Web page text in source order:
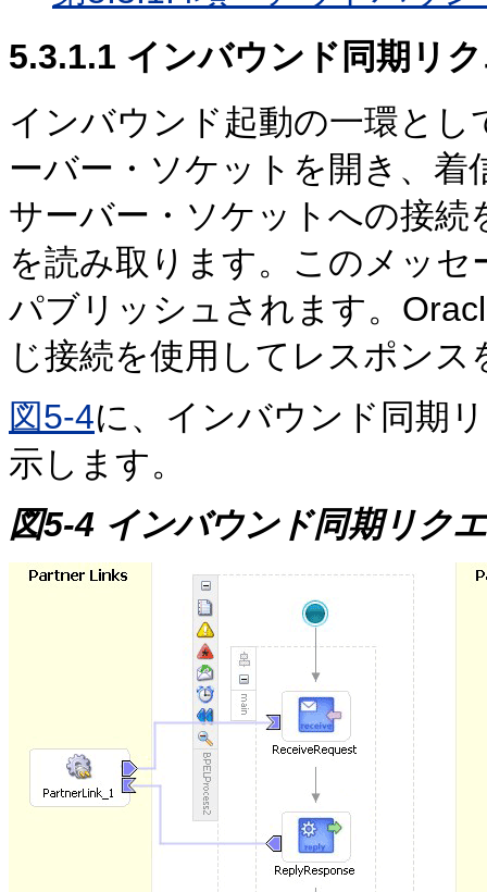
5.3.1.1 インバウンド同期リ
インバウンド起動の一環と
ーバー・ソケットを開き、
サーバー・ソケットへの接
を読み取ります。このメッ
パブリッシュされます。
じ接続を使用してレスポン
図5-4に、インバウンド同期
示します。
図5-4 インバウンド同期リク